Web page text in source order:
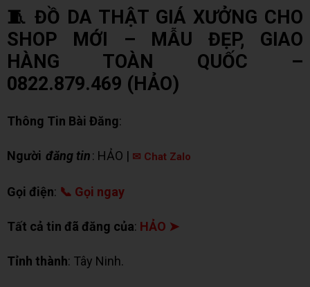
🧵 ĐỒ DA THẬT GIÁ XƯỞNG CHO
SHOP MỚI – MẪU ĐẸP, GIAO
HÀNG TOÀN QUỐC –
0822.879.469 (HẢO)
Thông Tin Bài Đăng:
Người đăng tin: HẢO | ✉ Chat Zalo
Gọi điện: 📞 Gọi ngay
Tất cả tin đã đăng của: HẢO ➤
Tỉnh thành: Tây Ninh.